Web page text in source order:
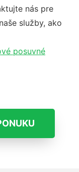
nás pre
služby, ako
posuvné